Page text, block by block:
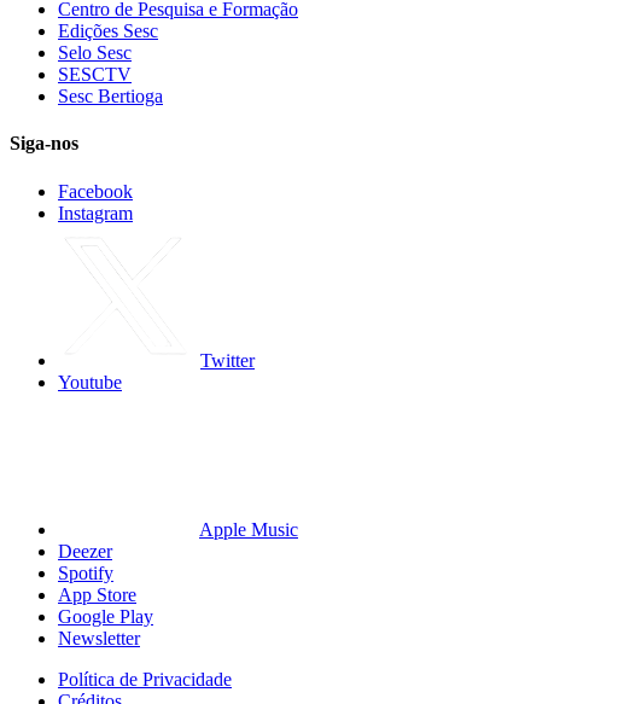
Centro de Pesquisa e Formação
Edições Sesc
Selo Sesc
SESCTV
Sesc Bertioga
Siga-nos
Facebook
Instagram
Twitter
Youtube
Apple Music
Deezer
Spotify
App Store
Google Play
Newsletter
Política de Privacidade